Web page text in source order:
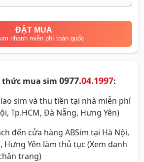
ĐẶT MUA
nhanh miễn phí toàn quốc
thức mua sim 0977.04.1997:
sim và thu tiền tại nhà miễn phí
Tp.HCM, Đà Nẵng, Hưng Yên)
đến cửa hàng ABSim tại Hà Nội,
Hưng Yên làm thủ tục (Xem danh
trang)